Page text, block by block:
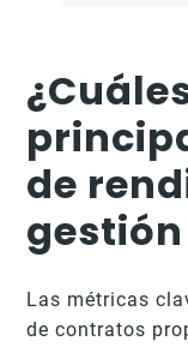
de
Las métricas
de contratos